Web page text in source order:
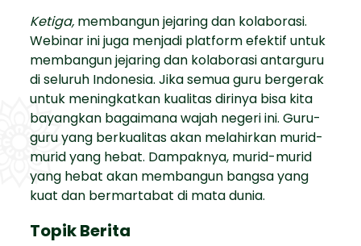
Ketiga, membangun jejaring dan kolaborasi.
Webinar ini juga menjadi platform efektif untuk
membangun jejaring dan kolaborasi antarguru
di seluruh Indonesia. Jika semua guru bergerak
untuk meningkatkan kualitas dirinya bisa kita
bayangkan bagaimana wajah negeri ini. Guru-
guru yang berkualitas akan melahirkan murid-
murid yang hebat. Dampaknya, murid-murid
yang hebat akan membangun bangsa yang
kuat dan bermartabat di mata dunia.
Topik Berita